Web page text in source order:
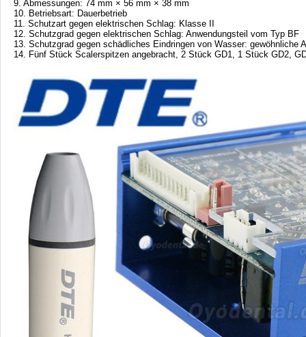
9. Abmessungen: 74 mm × 56 mm × 38 mm
10. Betriebsart: Dauerbetrieb
11. Schutzart gegen elektrischen Schlag: Klasse II
12. Schutzgrad gegen elektrischen Schlag: Anwendungsteil vom Typ BF
13. Schutzgrad gegen schädliches Eindringen von Wasser: gewöhnliche
14. Fünf Stück Scalerspitzen angebracht, 2 Stück GD1, 1 Stück GD2,